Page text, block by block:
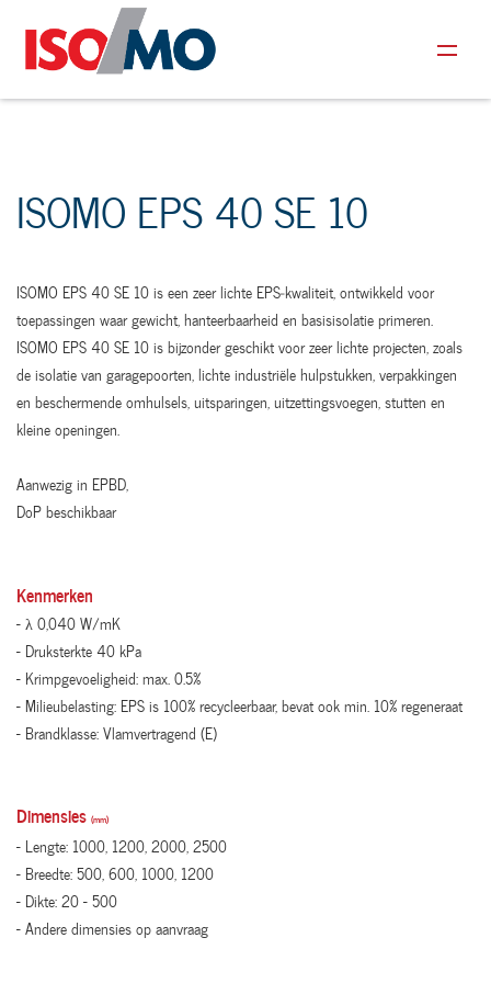
ISOMO EPS 40 SE 10
ISOMO EPS 40 SE 10 is een zeer lichte EPS‑kwaliteit, ontwikkeld voor
toepassingen waar gewicht, hanteerbaarheid en basisisolatie primeren.
ISOMO EPS 40 SE 10 is bijzonder geschikt voor zeer lichte projecten, zoals
de isolatie van garagepoorten, lichte industriële hulpstukken, verpakkingen
en beschermende omhulsels, uitsparingen, uitzettingsvoegen, stutten en
kleine openingen.
Aanwezig in EPBD,
DoP beschikbaar
Kenmerken
- λ 0,040 W/mK
- Druksterkte 40 kPa
- Krimpgevoeligheid: max. 0.5%
- Milieubelasting: EPS is 100% recycleerbaar, bevat ook min. 10% regeneraat
- Brandklasse: Vlamvertragend (E)
Dimensies (mm)
- Lengte: 1000, 1200, 2000, 2500
- Breedte: 500, 600, 1000, 1200
- Dikte: 20 - 500
- Andere dimensies op aanvraag